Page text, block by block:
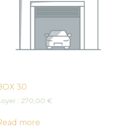
30
:270,00€
more